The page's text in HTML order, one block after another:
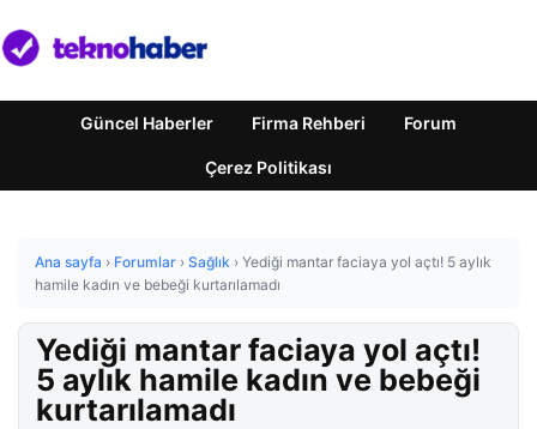
Güncel Haberler Firma Rehberi Forum
Çerez Politikası
Ana sayfa › Forumlar › Sağlık › Yediği mantar faciaya yol açtı! 5 aylık
hamile kadın ve bebeği kurtarılamadı
Yediği mantar faciaya yol açtı!
5 aylık hamile kadın ve bebeği
kurtarılamadı